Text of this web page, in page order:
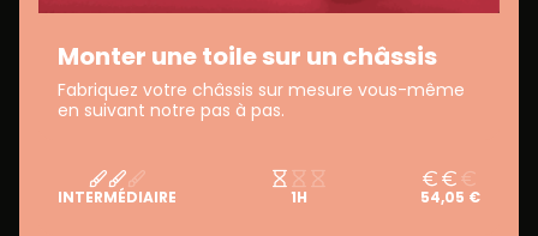
Monter une toile sur un châssis
Fabriquez votre châssis sur mesure vous-même
en suivant notre pas à pas.
INTERMÉDIAIRE 1H 54,05 €